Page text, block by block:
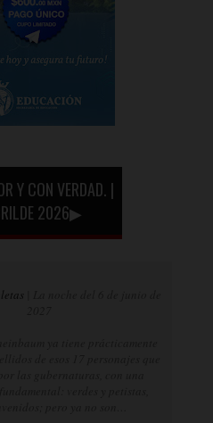
Y CON VERDAD. |
2026▶